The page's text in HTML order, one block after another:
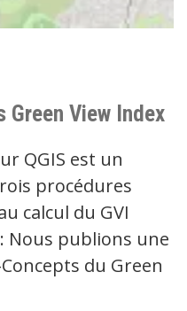
Green View Index
QGIS est un
procédures
calcul du GVI
Nous publions une
du Green